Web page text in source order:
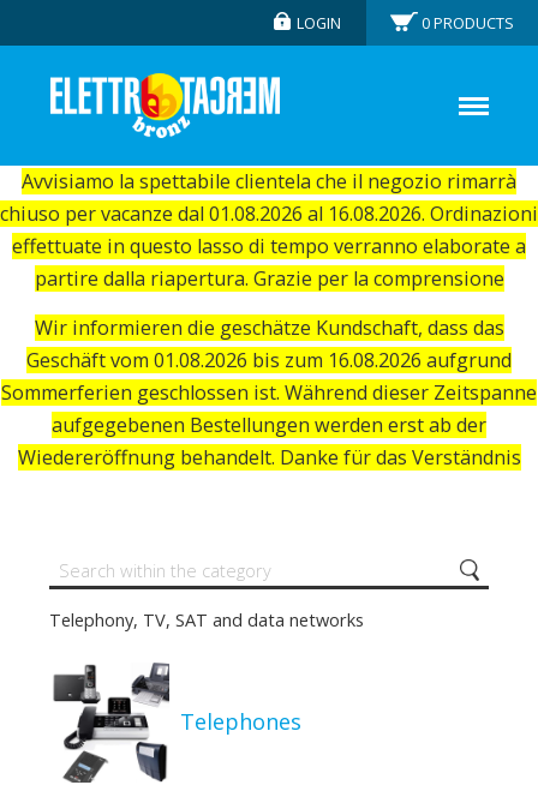
Avvisiamo la spettabile clientela che il negozio rimarrà
chiuso per vacanze dal 01.08.2026 al 16.08.2026. Ordinazioni
effettuate in questo lasso di tempo verranno elaborate a
partire dalla riapertura. Grazie per la comprensione
Wir informieren die geschätze Kundschaft, dass das
Geschäft vom 01.08.2026 bis zum 16.08.2026 aufgrund
Sommerferien geschlossen ist. Während dieser Zeitspanne
aufgegebenen Bestellungen werden erst ab der
Wiedereröffnung behandelt. Danke für das Verständnis
LOGIN 0PRODUCTS
Telephony, TV, SAT and data networks
Telephones